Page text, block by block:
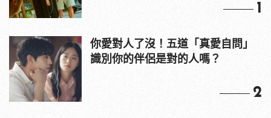
1
你愛對人了沒！五道「真愛自問」
識別你的伴侶是對的人嗎？
2